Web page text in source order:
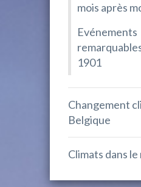
mois après
Evénements
1901
Changement
Belgique
Climats dans